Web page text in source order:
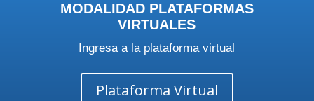
MODALIDAD PLATAFORMAS
VIRTUALES
Ingresa a la plataforma virtual
Plataforma Virtual